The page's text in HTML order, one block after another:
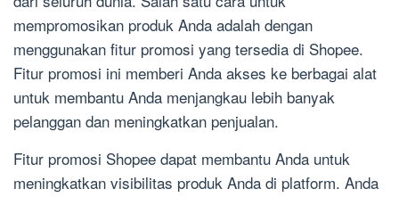
mempromosikan produk Anda adalah dengan
menggunakan fitur promosi yang tersedia di Shopee.
Fitur promosi ini memberi Anda akses ke berbagai alat
untuk membantu Anda menjangkau lebih banyak
pelanggan dan meningkatkan penjualan.
Fitur promosi Shopee dapat membantu Anda untuk
meningkatkan visibilitas produk Anda di platform. Anda